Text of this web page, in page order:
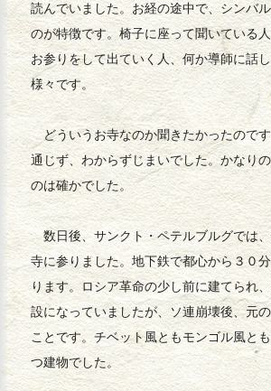
読んでいました。お経の途中で、シンバ
のが特徴です。椅子に座って聞いている
お参りをして出ていく人、何か導師に話
様々です。
どういうお寺なのか聞きたかったので
通じず、わからずじまいでした。かなり
のは確かでした。
数日後、サンクト・ペテルブルグでは
寺に参りました。地下鉄で都心から３０
ります。ロシア革命の少し前に建てられ
設になっていましたが、ソ連崩壊後、元
ことです。チベット風ともモンゴル風と
つ建物でした。